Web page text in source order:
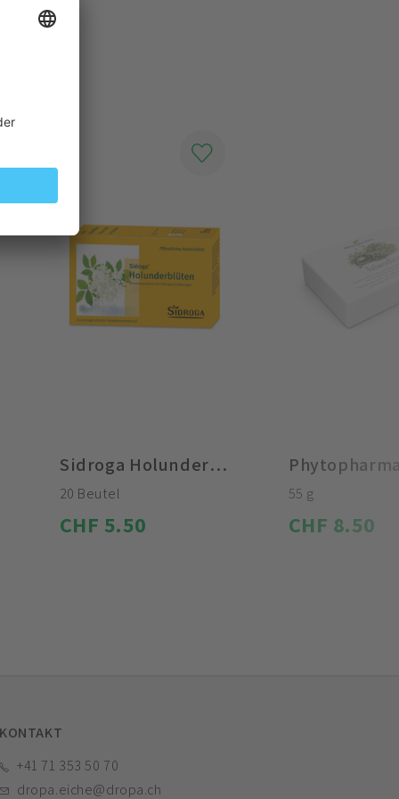
Sidroga Holunderblüten Tee
20 Beutel
CHF 5.50
55 g
CHF 8.50
KONTAKT
+41 71 353 50 70
dropa.eiche@dropa.ch